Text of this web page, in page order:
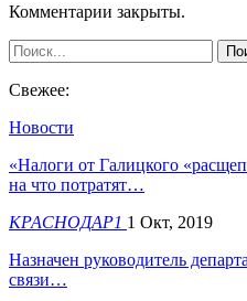
Комментарии закрыты.
Свежее:
Новости
«Налоги от Галицкого
на что потратят…
КРАСНОДАР1 1 Окт, 2019
Назначен руководитель
связи…